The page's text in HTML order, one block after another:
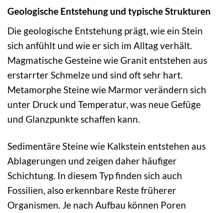
Geologische Entstehung und typische Strukturen
Die geologische Entstehung prägt, wie ein Stein
sich anfühlt und wie er sich im Alltag verhält.
Magmatische Gesteine wie Granit entstehen aus
erstarrter Schmelze und sind oft sehr hart.
Metamorphe Steine wie Marmor verändern sich
unter Druck und Temperatur, was neue Gefüge
und Glanzpunkte schaffen kann.
Sedimentäre Steine wie Kalkstein entstehen aus
Ablagerungen und zeigen daher häufiger
Schichtung. In diesem Typ finden sich auch
Fossilien, also erkennbare Reste früherer
Organismen. Je nach Aufbau können Poren